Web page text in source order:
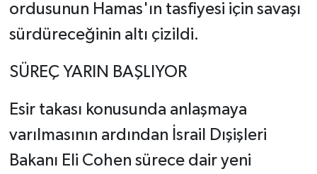
ordusunun Hamas'ın tasfiyesi için savaşı
sürdüreceğinin altı çizildi.
SÜREÇ YARIN BAŞLIYOR
Esir takası konusunda anlaşmaya
varılmasının ardından İsrail Dışişleri
Bakanı Eli Cohen sürece dair yeni